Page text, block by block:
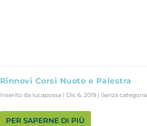
Rinnovi Corsi Nuoto e Palestra
Inserito da lucapossa | Dic 6, 2019| Senza categoria
PER SAPERNE DI PIÙ